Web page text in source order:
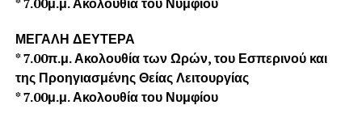
ΜΕΓΑΛΗ ΔΕΥΤΕΡΑ
* 7.00π.μ. Ακολουθία των Ωρών, του Εσπερινού και
της Προηγιασμένης ΘείαςΛειτουργίας
* 7.00μ.μ. Ακολουθία του Νυμφίου